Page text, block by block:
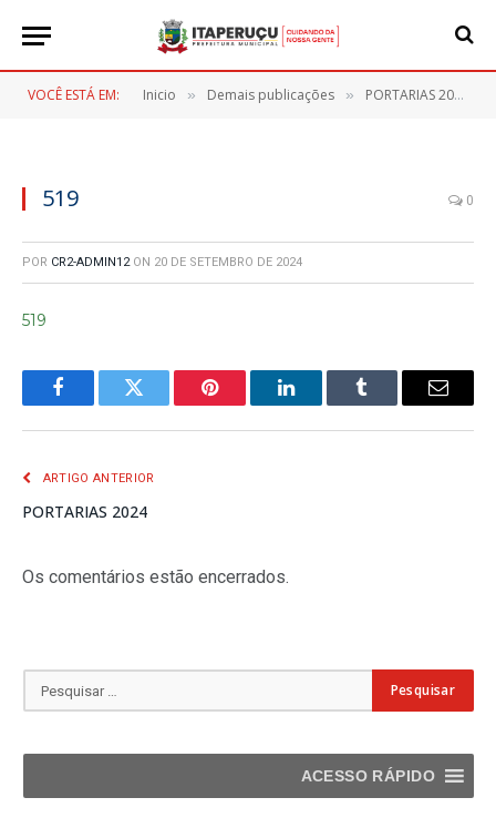
VOCÊ ESTÁ EM: Inicio » Demais publicações » PORTARIAS 2024
519 0
POR CR2-ADMIN12 ON 20 DE SETEMBRO DE 2024
519
FacebookTwitter Pinterest LinkedInTumblr
E-
ARTIGO ANTERIOR
PORTARIAS 2024
Os comentários estão encerrados.
ACESSO RÁPIDO